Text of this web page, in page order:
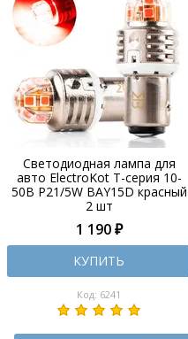
Светодиодная лампа для
авто ElectroKot Т-серия 10-
50В P21/5W BAY15D красный
2 шт
1 190 ₽
КУПИТЬ
Код: 6241